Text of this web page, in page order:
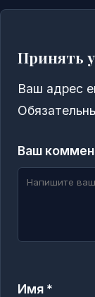
Принять
Ваш адрес
Ваш
Имя *